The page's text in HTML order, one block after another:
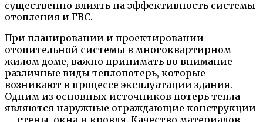
существенно влиять на эффективность системы
отопления и ГВС.
При планировании и проектировании
отопительной системы в многоквартирном
жилом доме, важно принимать во внимание
различные виды теплопотерь, которые
возникают в процессе эксплуатации здания.
Одним из основных источников потерь тепла
являются наружные ограждающие конструкции